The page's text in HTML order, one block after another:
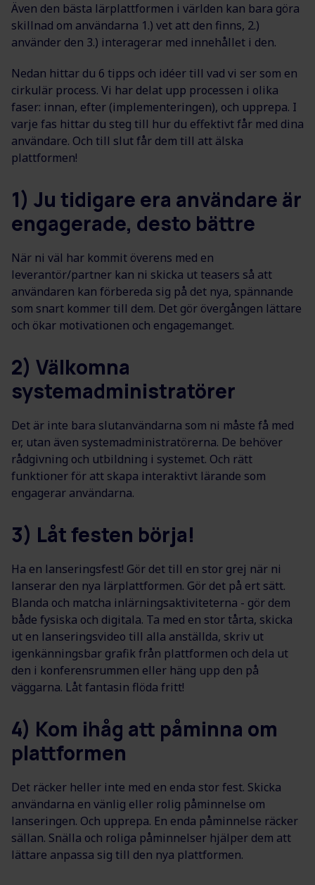
Även den bästa lärplattformen i världen kan bara göra
skillnad om användarna 1.) vet att den finns, 2.)
använder den 3.) interagerar med innehållet i den.
Nedan hittar du 6 tipps och idéer till vad vi ser som en
cirkulär process. Vi har delat upp processen i olika
faser: innan, efter (implementeringen), och upprepa. I
varje fas hittar du steg till hur du effektivt får med dina
användare. Och till slut får dem till att älska
plattformen!
1) Ju tidigare era användare är
engagerade, desto bättre
När ni väl har kommit överens med en
leverantör/partner kan ni skicka ut teasers så att
användaren kan förbereda sig på det nya, spännande
som snart kommer till dem. Det gör övergången lättare
och ökar motivationen och engagemanget.
2) Välkomna
systemadministratörer
Det är inte bara slutanvändarna som ni måste få med
er, utan även systemadministratörerna. De behöver
rådgivning och utbildning i systemet. Och rätt
funktioner för att skapa interaktivt lärande som
engagerar användarna.
3) Låt festen börja!
Ha en lanseringsfest! Gör det till en stor grej när ni
lanserar den nya lärplattformen. Gör det på ert sätt.
Blanda och matcha inlärningsaktiviteterna - gör dem
både fysiska och digitala. Ta med en stor tårta, skicka
ut en lanseringsvideo till alla anställda, skriv ut
igenkänningsbar grafik från plattformen och dela ut
den i konferensrummen eller häng upp den på
väggarna. Låt fantasin flöda fritt!
4) Kom ihåg att påminna om
plattformen
Det räcker heller inte med en enda stor fest. Skicka
användarna en vänlig eller rolig påminnelse om
lanseringen. Och upprepa. En enda påminnelse räcker
sällan. Snälla och roliga påminnelser hjälper dem att
lättare anpassa sig till den nya plattformen.